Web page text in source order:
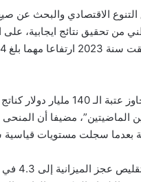
التنوع الاقتصادي والبحث عن
من تحقيق نتائج ايجابية،
وبذلك، يوضح السيد أخنوش، تمكن المغرب
الماضيتين”، مضيفا أن